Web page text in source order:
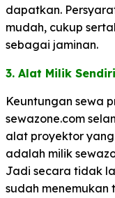
dapatkan.
mudah, cukup
sebagai jaminan.
3. Alat Milik Sendiri​
Keuntungan sewa
sewazone.com
alat proyektor
adalah milik
Jadi secara tidak
sudah